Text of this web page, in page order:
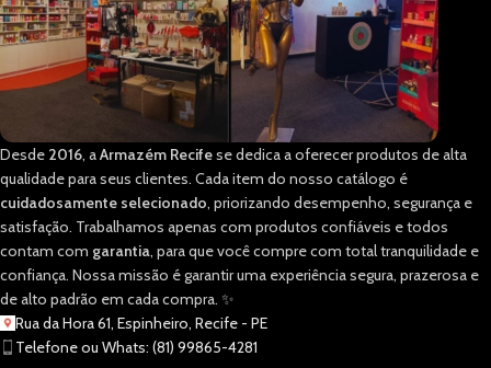
Desde 2016, aArmazém Recifese dedica a oferecer produtos de alta
qualidade para seus clientes. Cada item do nosso catálogo é
cuidadosamente selecionado, priorizando desempenho, segurança e
satisfação. Trabalhamos apenas com produtos confiáveis e todos
contam com garantia, para que você compre com total tranquilidade e
confiança. Nossa missão é garantir uma experiência segura, prazerosa e
de alto padrão em cada compra. ✨
Rua da Hora 61, Espinheiro, Recife - PE
Telefone ou Whats: (81) 99865-4281